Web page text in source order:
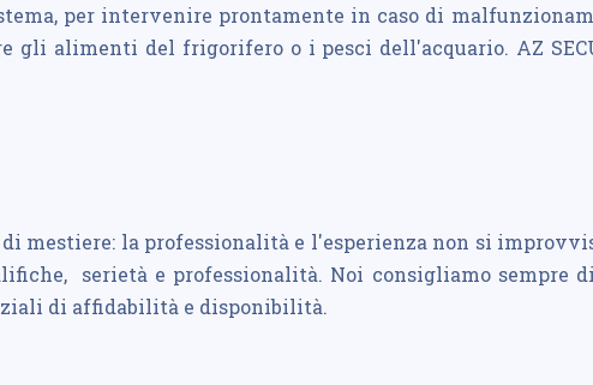
per intervenire prontamente in caso di
alimenti del frigorifero o i pesci dell'acquario. AZ
la professionalità e l'esperienza non si
serietà e professionalità. Noi consigliamo sempre
di affidabilità e disponibilità.